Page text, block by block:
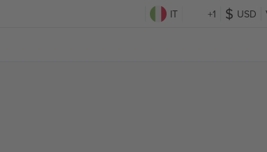
IT +1 USD